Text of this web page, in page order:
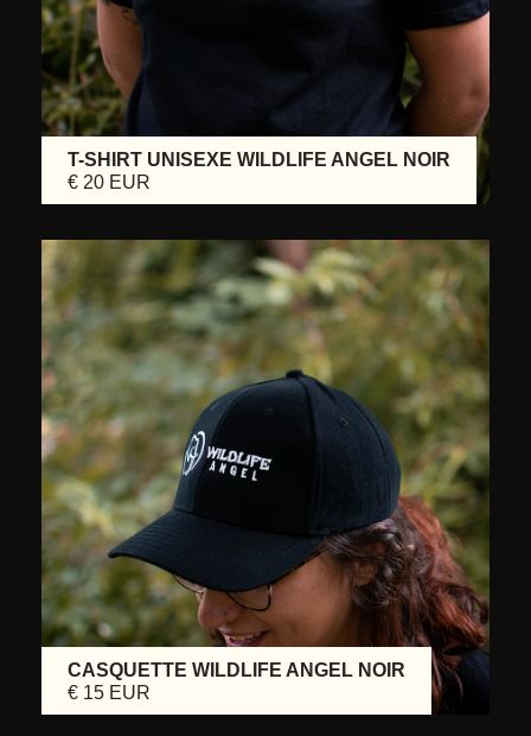
T-SHIRT UNISEXE WILDLIFE ANGEL NOIR
€ 20 EUR
CASQUETTE WILDLIFE ANGEL NOIR
€ 15 EUR